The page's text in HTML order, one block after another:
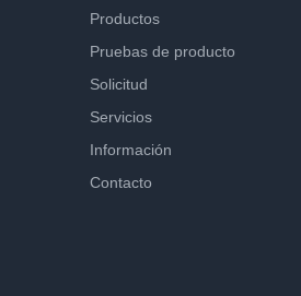
Productos
Pruebas de producto
Solicitud
Servicios
Información
Contacto